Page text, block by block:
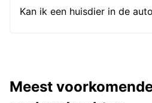
Kan ik een huisdier in de
Meest